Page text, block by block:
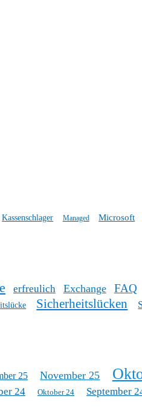
Kassenschlager Managed Microsoft
erfreulich Exchange FAQ
Sicherheitslücken
25 November 25
24 Oktober 24 September